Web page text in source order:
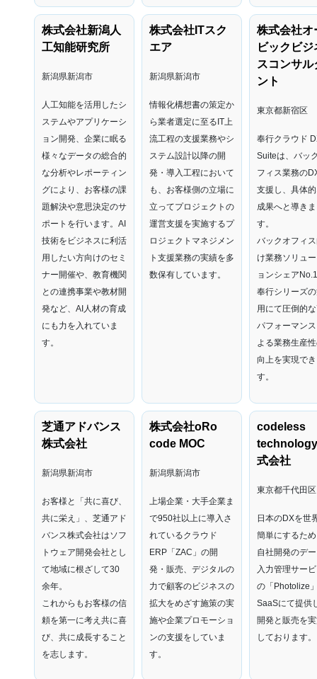
株式会社新潟人
工知能研究所
新潟県新潟市
人工知能を活用したシ
ステムやアプリケーシ
ョン開発、企業に眠る
様々なデータの総合的
な分析やレポーティン
グにより、お客様の課
題解決や意思決定のサ
ポートを行います。AI
技術をビジネスに利活
用したい方向けのセミ
ナー開催や、教育機関
との連携事業や教材開
発など、AI人材の育成
にも力を入れていま
す。
株式会社ITスク
エア
新潟県新潟市
情報化構想書の策定か
ら業者選定に至るIT上
流工程の支援業務やシ
ステム設計以降の開
発・導入工程において
も、お客様側の立場に
立ってプロジェクトの
運営支援を実施するプ
ロジェクトマネジメン
ト支援業務の実績を多
数保有しています。
株式会社オ
ビックビジ
スコンサル
ント
東京都新宿区
奉行クラウド
Suiteは、バッ
フィス業務の
支援し、具体
成果へと導きま
す。
バックオフィ
け業務ソリュ
ョンシェア
奉行シリーズ
用にて圧倒的
パフォーマン
よる業務生産
向上を実現で
す。
芝通アドバンス
株式会社
新潟県新潟市
お客様と「共に喜び、
共に栄え」、芝通アド
バンス株式会社はソフ
トウェア開発会社とし
て地域に根ざして30
余年。
これからもお客様の信
頼を第一に考え共に喜
び、共に成長すること
を志します。
株式会社oRo
code MOC
新潟県新潟市
上場企業・大手企業ま
で950社以上に導入さ
れているクラウド
ERP「ZAC」の開
発・販売、デジタルの
力で顧客のビジネスの
拡大をめざす施策の実
施や企業プロモーショ
ンの支援をしていま
す。
codeless
式会社
東京都千代田区
日本のDXを世
簡単にするた
自社開発のデ
入力管理サー
の「Photolize
SaaSにて提供
開発と販売を
しております。